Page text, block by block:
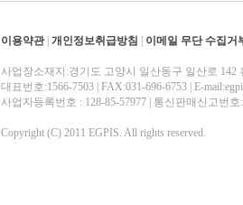
이용약관| 개인정보취급방침 이메일 무단 수집거
사업장소재지:경기도 고양시 일산동구 일산로
대표번호:1566-7503 | FAX:031-696-6753 | E-
사업자등록번호 : 128-85-57977 | 통신판매신고번
Copyright (C) 2011 EGPIS. All rights reserved.